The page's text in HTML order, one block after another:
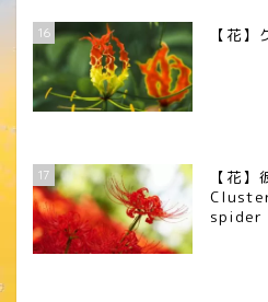
16 【花
17
【花
spider